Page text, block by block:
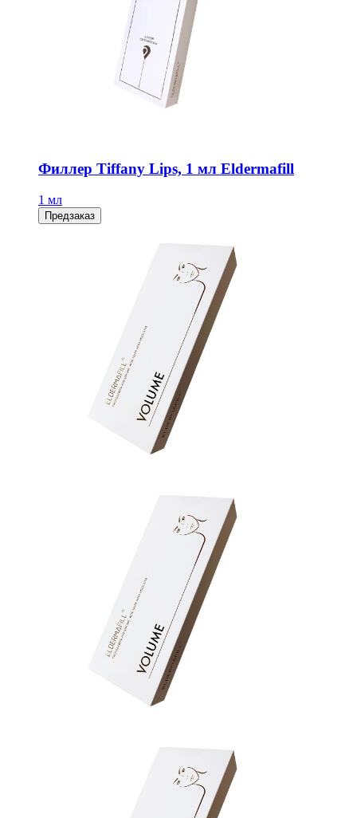
Филлер Tiffany Lips, 1 мл Eldermafill
1 мл
Предзаказ